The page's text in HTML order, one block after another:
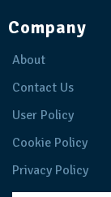
Company
About
Contact Us
User Policy
Cookie Policy
Privacy Policy